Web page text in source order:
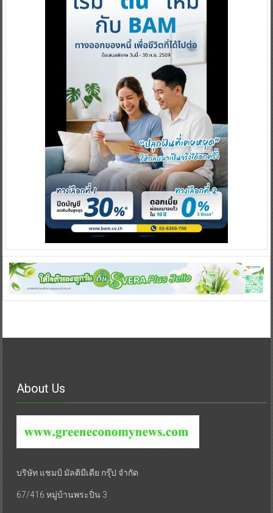
About Us
บริษัท แชมป์ มัลติมีเดีย กรุ๊ป จำกัด
67/416 หมู่บ้านพระปิ่น 3